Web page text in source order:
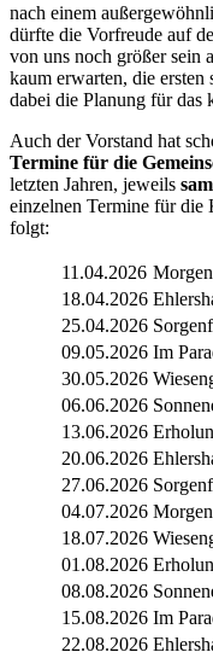
nach einem
dürfte die Vorfreude auf
von uns noch größer sein
kaum erwarten, die ersten
dabei die Planung für das
Auch der Vorstand hat
Termine für die
letzten Jahren, jeweils
einzelnen Termine für
11.04.2026
18.04.2026
25.04.2026
09.05.2026 Im
30.05.2026
06.06.2026
13.06.2026
20.06.2026
27.06.2026
04.07.2026
18.07.2026
01.08.2026
08.08.2026
15.08.2026 Im
22.08.2026